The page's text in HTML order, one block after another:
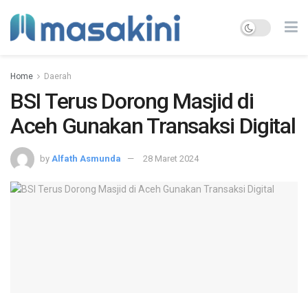
Home Daerah
BSI Terus Dorong Masjid di
Aceh Gunakan Transaksi Digital
by Alfath Asmunda 28 Maret 2024